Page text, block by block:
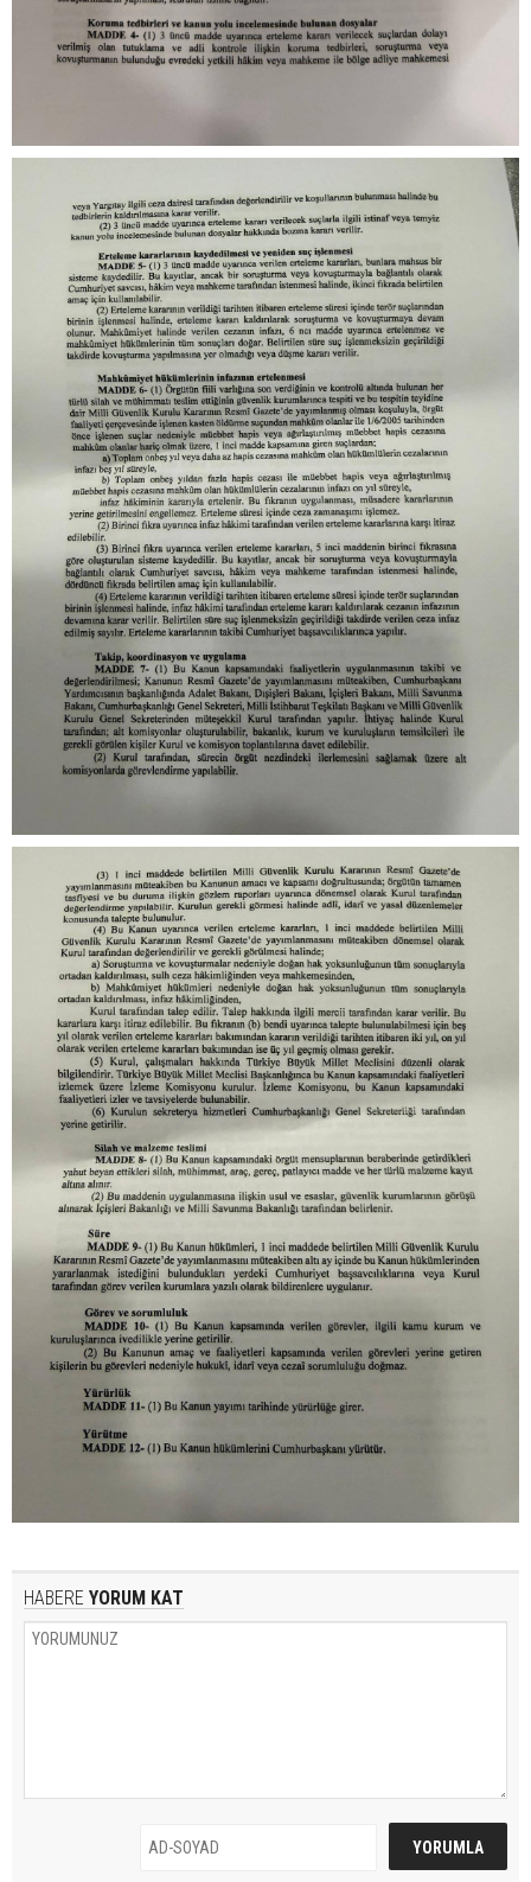
HABERE YORUM KAT